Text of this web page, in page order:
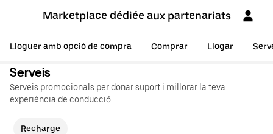
Marketplace dédiée aux partenariats
Lloguer amb opció de compra Comprar Llogar
Serveis
Serveis promocionals per donar suport i millorar la teva
experiència de conducció.
Recharge